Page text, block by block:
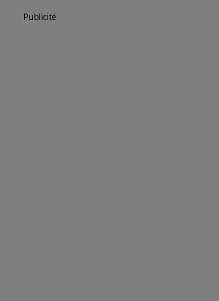
Publicité